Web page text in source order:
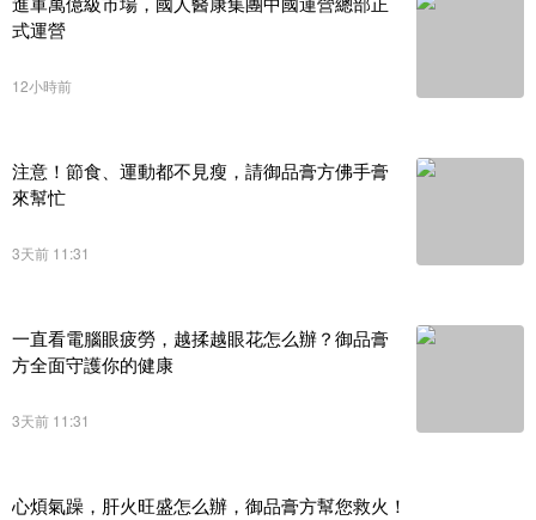
式運營
12小時前
注意！節食、運動都不見瘦，請御品膏方佛手膏
來幫忙
3天前 11:31
一直看電腦眼疲勞，越揉越眼花怎么辦？御品膏
方全面守護你的健康
3天前 11:31
心煩氣躁，肝火旺盛怎么辦，御品膏方幫您救火！